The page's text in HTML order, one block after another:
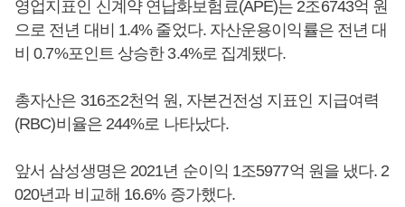
영업지표인 신계약 연납화보험료(APE)는 2조6743억 원
으로 전년 대비 1.4% 줄었다. 자산운용이익률은 전년 대
비 0.7%포인트 상승한 3.4%로 집계됐다.
총자산은 316조2천억 원, 자본건전성 지표인 지급여력
(RBC)비율은 244%로 나타났다.
앞서 삼성생명은 2021년 순이익 1조5977억 원을 냈다. 2
020년과 비교해 16.6% 증가했다.